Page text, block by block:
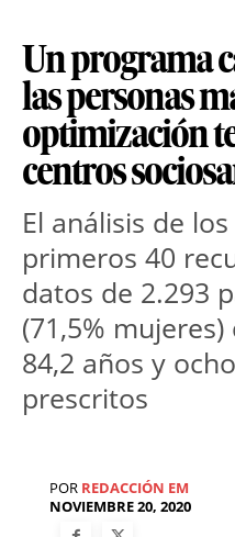
Un programa
las personas
optimización
centros
El análisis de
primeros 40
datos de 2.293
(71,5%
84,2 años y
prescritos
POR REDACCIÓN EM
NOVIEMBRE 20, 2020